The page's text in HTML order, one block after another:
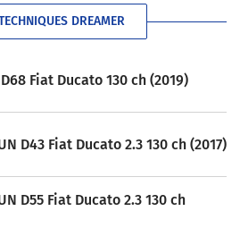
DREAMER
D68 Fiat Ducato 130 ch (2019)
D43 Fiat Ducato 2.3 130 ch (2017)
D55 Fiat Ducato 2.3 130 ch